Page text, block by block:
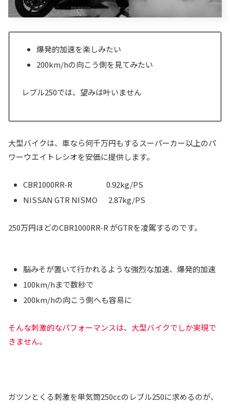
爆発的加速を楽しみたい
200km/hの向こう側を見てみたい
レブル250では、望みは叶いません
大型バイクは、車なら何千万円もするスーパーカー以上のパ
ワーウエイトレシオを安価に提供します。
CBR1000RR-R 0.92kg/PS
NISSAN GTR NISMO 2.87kg/PS
250万円ほどのCBR1000RR-R がGTRを凌駕するのです。
脳みそが置いて行かれるような強烈な加速、爆発的加速
100km/hまで数秒で
200km/hの向こう側へも容易に
そんな刺激的なパフォーマンスは、大型バイクでしか実現で
きません。
ガツンとくる刺激を単気筒250ccのレブル250に求めるのが、